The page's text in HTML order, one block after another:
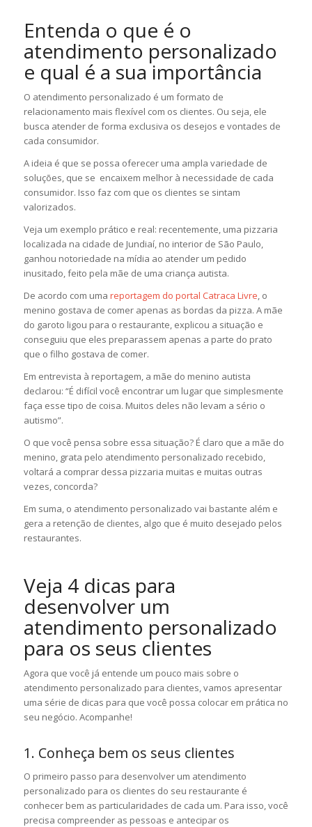
Entenda o que é o
atendimento personalizado
e qual é a sua importância
O atendimento personalizado é um formato de
relacionamento mais flexível com os clientes. Ou seja, ele
busca atender de forma exclusiva os desejos e vontades de
cada consumidor.
A ideia é que se possa oferecer uma ampla variedade de
soluções, que se encaixem melhor à necessidade de cada
consumidor. Isso faz com que os clientes se sintam
valorizados.
Veja um exemplo prático e real: recentemente, uma pizzaria
localizada na cidade de Jundiaí, no interior de São Paulo,
ganhou notoriedade na mídia ao atender um pedido
inusitado, feito pela mãe de uma criança autista.
De acordo com uma reportagem do portal Catraca Livre, o
menino gostava de comer apenas as bordas da pizza. A mãe
do garoto ligou para o restaurante, explicou a situação e
conseguiu que eles preparassem apenas a parte do prato
que o filho gostava de comer.
Em entrevista à reportagem, a mãe do menino autista
declarou: “É difícil você encontrar um lugar que simplesmente
faça esse tipo de coisa. Muitos deles não levam a sério o
autismo”.
O que você pensa sobre essa situação? É claro que a mãe do
menino, grata pelo atendimento personalizado recebido,
voltará a comprar dessa pizzaria muitas e muitas outras
vezes, concorda?
Em suma, o atendimento personalizado vai bastante além e
gera a retenção de clientes, algo que é muito desejado pelos
restaurantes.
Veja 4 dicas para
desenvolver um
atendimento personalizado
para os seus clientes
Agora que você já entende um pouco mais sobre o
atendimento personalizado para clientes, vamos apresentar
uma série de dicas para que você possa colocar em prática no
seu negócio. Acompanhe!
1. Conheça bem os seus clientes
O primeiro passo para desenvolver um atendimento
personalizado para os clientes do seu restaurante é
conhecer bem as particularidades de cada um. Para isso, você
precisa compreender as pessoas e antecipar os